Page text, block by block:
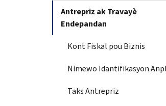
Antrepriz ak Travayè
Endepandan
Kont Fiskal pou Biznis
Nimewo Idantifikasyon
Taks Antrepriz